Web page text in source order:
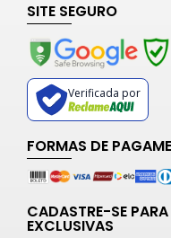
SITE SEGURO
Verificada por
FORMAS DE
CADASTRE-SE PARA
EXCLUSIVAS